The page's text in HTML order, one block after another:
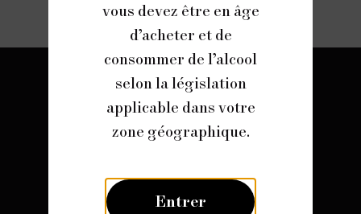
vous devez être en âge
d’acheter et de
consommer de l’alcool
selon la législation
applicable dans votre
zone géographique.
Entrer